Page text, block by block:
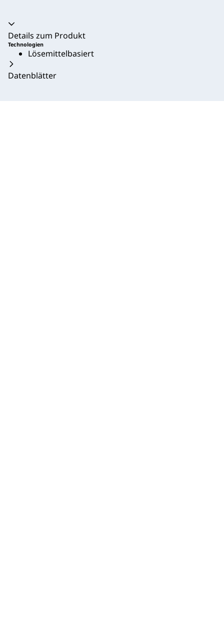
Akkordeon zusammengeklappt
Details zum Produkt
Technologien
Lösemittelbasiert
Datenblätter